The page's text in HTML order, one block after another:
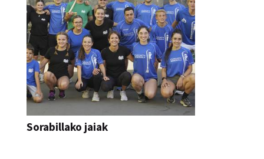
Sorabillako jaiak